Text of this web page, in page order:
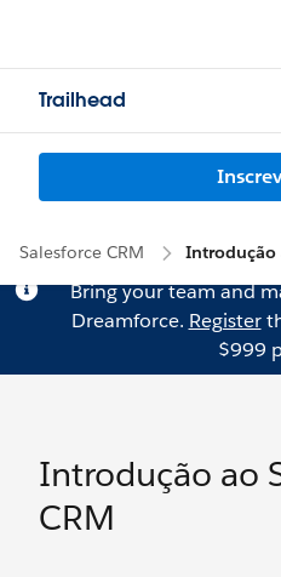
Trailhead
Salesforce CRM Introdução
Bring your team and
Dreamforce. Register
$999
Introdução ao
CRM